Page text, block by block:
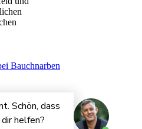
Bauchnarben